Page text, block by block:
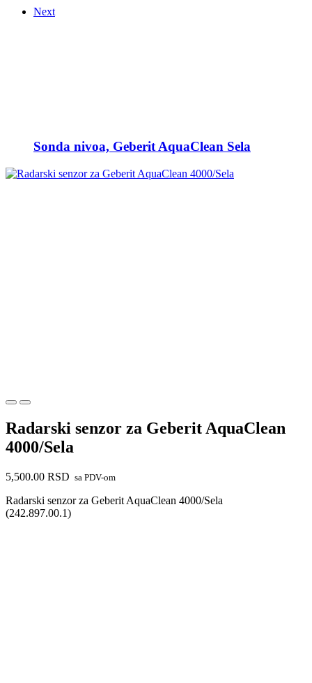
Next
Sonda nivoa, Geberit AquaClean Sela
Radarski senzor za Geberit AquaClean
4000/Sela
5,500.00 RSD sa PDV-om
Radarski senzor za Geberit AquaClean 4000/Sela
(242.897.00.1)